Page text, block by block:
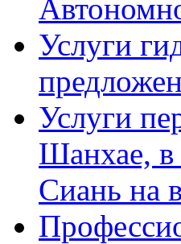
Услуги
Услуги
Шанхае,
Сиань на